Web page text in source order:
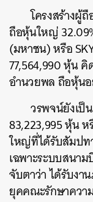
โครงสร้างผู้
ถือหุ้นใหญ่
(มหาชน) หรือ
77,564,990 หุ้น
อำนวยพล ถือหุ้นอ
วรพจน์ยังเป็
83,223,995 หุ้น ห
ใหญ่ที่ได้รับสัมปท
เฉพาะระบบสนา
จับตาว่า ได้รับงา
ยุคคณะรักษาควา